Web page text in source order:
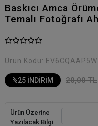
Baskıcı Amca
Temalı Fotoğrafı
Ürün Kodu:
%25 İNDİRİM 20,00 TL
Ürün Üzerine
Yazılacak Bilgi